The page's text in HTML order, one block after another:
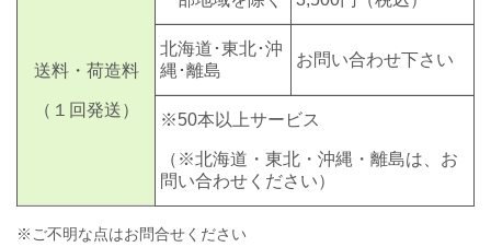
送料・荷造料
（１回発送）
北海道･東北･沖
縄･離島
お問い合わせ下さい
※50本以上サービス
（※北海道・東北・沖縄・離島は、お
問い合わせください）
※ご不明な点はお問合せください